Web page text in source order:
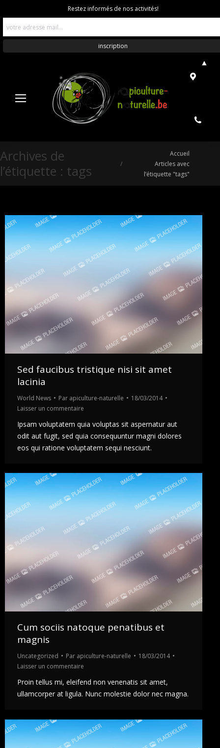
Archives de
l’étiquette : tags
Accueil
Articles avec
l’étiquette "tags"
Sed faucibus tristique nisi sit amet
lacinia
World News Par apiculture-naturelle
18/03/2014
Laisser un commentaire
Ipsam voluptatem quia voluptas sit aspernatur aut
odit aut fugit, sed quia consequuntur magni dolores
eos qui ratione voluptatem sequi nesciunt.
Cum sociis natoque penatibus et
magnis
Uncategorized Par apiculture-naturelle
18/03/2014
Laisser un commentaire
Proin tellus mi, eleifend non venenatis sit amet,
ullamcorper at ligula. Nunc molestie dolor nec magna.
Restez informés de nos activités!
▲